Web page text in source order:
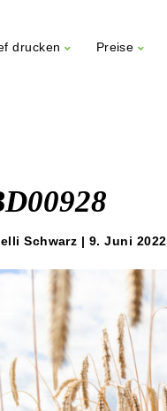
drucken Preise
Schwarz | 9. Juni 2022